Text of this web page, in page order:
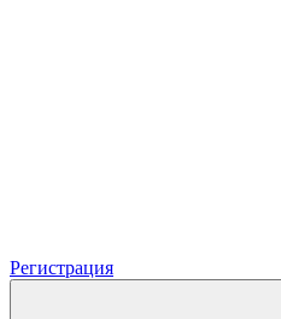
Регистрация